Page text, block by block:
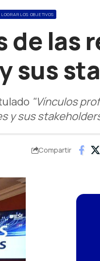
LOS OBJETIVOS
de las
sus
"Vínculos
y sus
Compartir